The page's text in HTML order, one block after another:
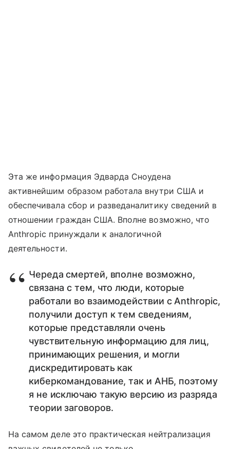
Эта же информация Эдварда Сноудена
активнейшим образом работала внутри США и
обеспечивала сбор и разведаналитику сведений в
отношении граждан США. Вполне возможно, что
Anthropic принуждали к аналогичной
деятельности.
Череда смертей, вполне возможно,
связана с тем, что люди, которые
работали во взаимодействии с Anthropic,
получили доступ к тем сведениям,
которые представляли очень
чувствительную информацию для лиц,
принимающих решения, и могли
дискредитировать как
киберкомандование, так и АНБ, поэтому
я не исключаю такую версию из разряда
теории заговоров.
На самом деле это практическая нейтрализация